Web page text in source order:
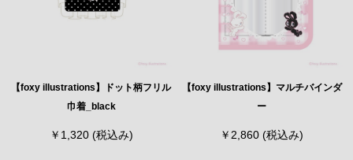
【foxy illustrations】ドット柄フリル
巾着_black
￥1,320 (税込み)
【foxy illustrations】マルチバインダ
ー
￥2,860(税込み)